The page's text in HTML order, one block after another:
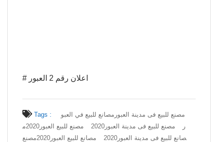
# اعلان رقم 2 العبور
Tags : مصنع للبيع فى مدينة العبور مصانع للبيع في العبو
ر
مصنع للبيع فى مدينة العبور2020 مصنع للبيع العبور2020
م
صانع للبيع فى مدينة العبور2020
مصانع للبيع العبور2020
مصنع